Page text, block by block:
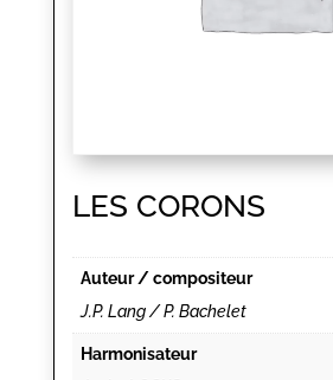
LES CORONS
Auteur / compositeur
J.P. Lang / P. Bachelet
Harmonisateur